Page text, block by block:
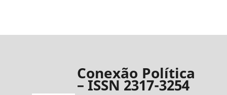
Conexão Política
– ISSN 2317-3254